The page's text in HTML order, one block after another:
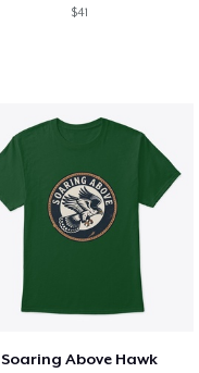
$41
Soaring Above Hawk